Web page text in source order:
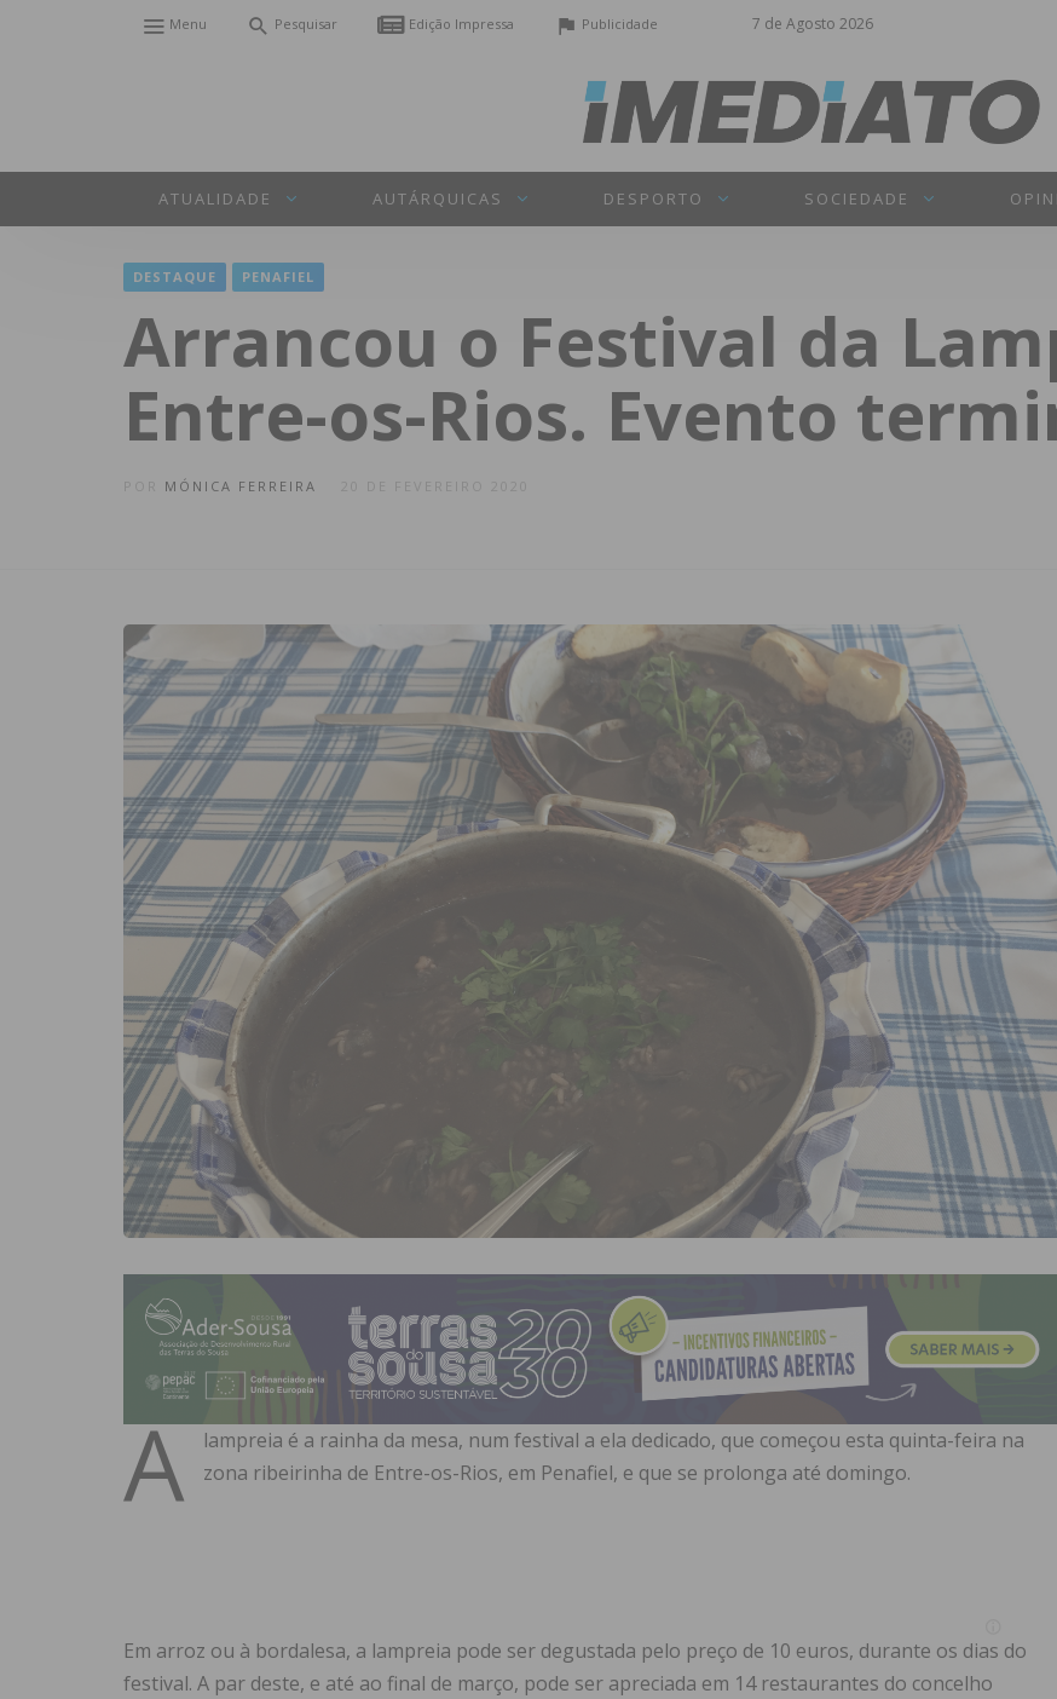
7 de Agosto 2026
Menu Pesquisar Edição Impressa Publicidade
ATUALIDADE AUTÁRQUICAS DESPORTO SOCIEDADE
DESTAQUE PENAFIEL
Arrancou o Festival da
Entre-os-Rios. Evento
MÓNICA FERREIRA
A
lampreia é a rainha da mesa, num festival a ela dedicado, que começou esta quinta-feira na
zona ribeirinha de Entre-os-Rios, em Penafiel, e que se prolonga até domingo.
Em arroz ou à bordalesa, a lampreia pode ser degustada pelo preço de 10 euros, durante os dias do
festival. A par deste, e até ao final de março, pode ser apreciada em 14 restaurantes do concelho